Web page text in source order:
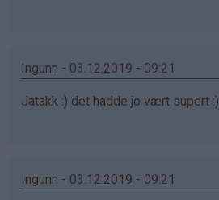
Ingunn - 03.12.2019 - 09:21
Jatakk :) det hadde jo vært supert :)
Ingunn - 03.12.2019 - 09:21